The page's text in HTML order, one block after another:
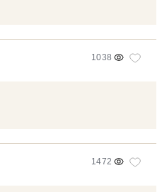
1038
1472